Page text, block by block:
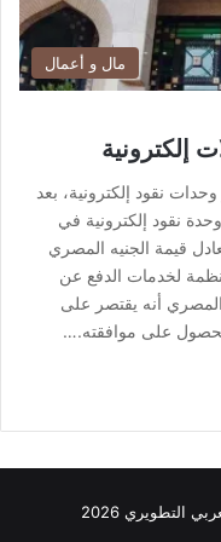
مال و أعمال
إلكترونية
نقود إلكترونية، بعد
نقود إلكترونية في
قيمة الجنيه المصري
لخدمات الدفع عن
أنه يقتصر على
على موافقته.…
2026